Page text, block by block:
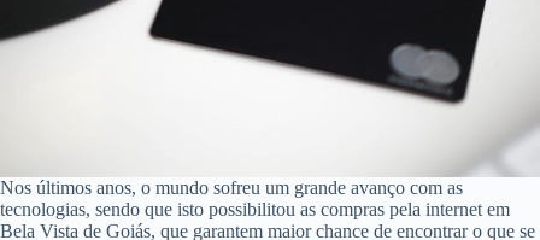
Nos últimos anos, o mundo sofreu um grande avanço com as
tecnologias, sendo que isto possibilitou as compras pela internet em
Bela Vista de Goiás, que garantem maior chance de encontrar o que se